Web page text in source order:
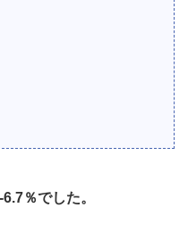
％でした。